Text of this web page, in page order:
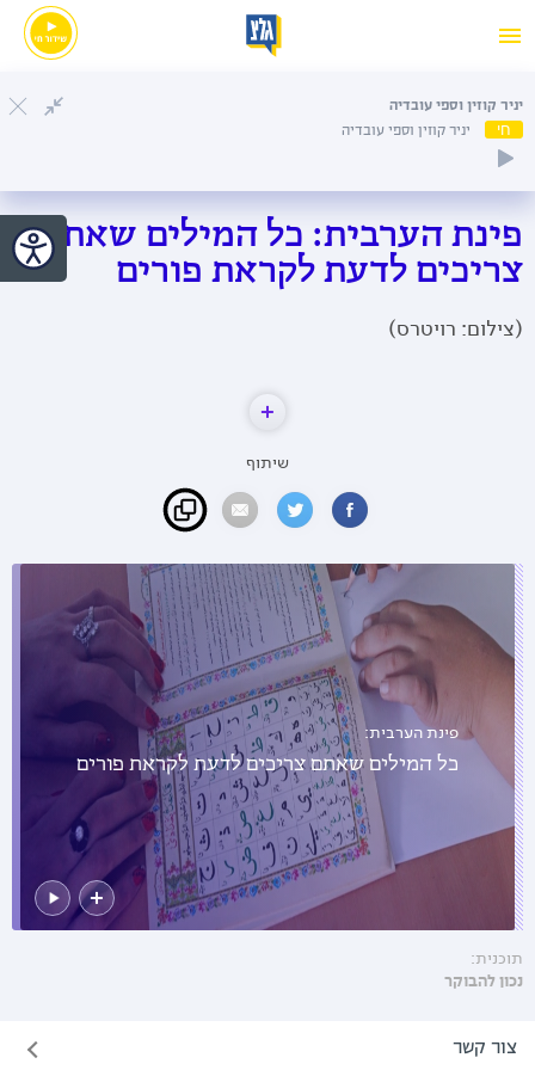
יניר קוזין וספי עובדיה
חי יניר קוזין וספי עובדיה
פינת הערבית: כל המילים שאתם
צריכים לדעת לקראת פורים
(צילום: רויטרס)
שיתוף
פינת הערבית:
כל המילים שאתם צריכים לדעת לקראת פורים
תוכנית:
נכון להבוקר
צור קשר